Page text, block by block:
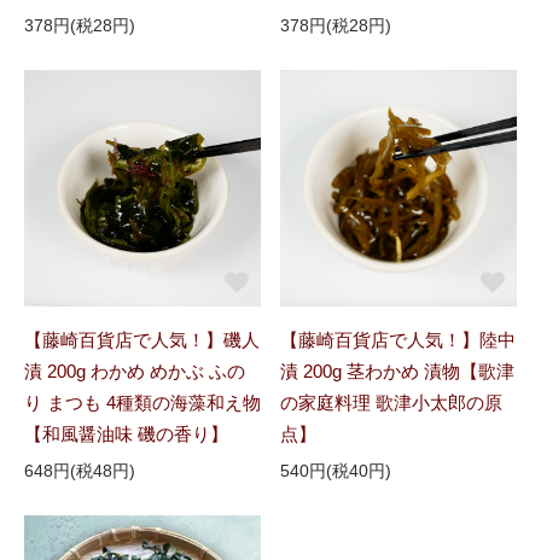
378円(税28円) 378円(税28円)
【藤崎百貨店で人気！】磯人
漬 200g わかめ めかぶ ふの
り まつも 4種類の海藻和え物
【和風醤油味 磯の香り】
648円(税48円)
【藤崎百貨店で人気！】陸中
漬 200g 茎わかめ 漬物【歌津
の家庭料理 歌津小太郎の原
点】
540円(税40円)